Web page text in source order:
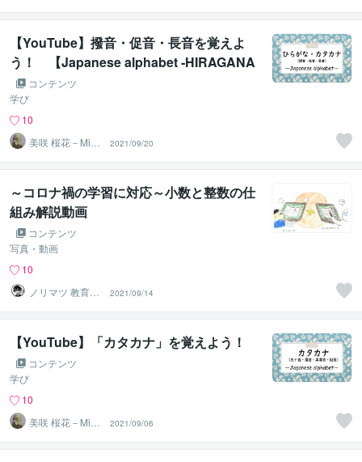
【YouTube】撥音・促音・長音を覚えよ
う！ 【Japanese alphabet ‐HIRAGANA
& KATAKANA‐】
コンテンツ
学び
10
美咲 桜花－Misa
ki Ohka－
2021/09/20
～コロナ禍の学習に対応～小数と整数の仕
組み解説動画
コンテンツ
写真・動画
10
ノリマツ 教育コ
ンサルタント
2021/09/14
【YouTube】「カタカナ」を覚えよう！
コンテンツ
学び
10
美咲 桜花－Misa
ki Ohka－
2021/09/06